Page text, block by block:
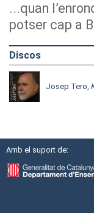
...quan
potser cap a
Discos
Josep Tero,
Amb el suport de: